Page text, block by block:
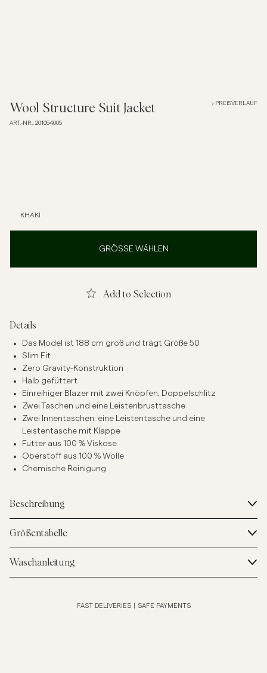
Hemden
T-Shirts
Unterwäsche
Wool Structure Suit Jacket
ART.-NR.: 201054005
PREISVERLAUF
KHAKI
GRÖSSE WÄHLEN
Add to Selection
Details
Das Model ist 188 cm groß und trägt Größe 50
Slim Fit
Zero Gravity-Konstruktion
Halb gefüttert
Einreihiger Blazer mit zwei Knöpfen, Doppelschlitz
Zwei Taschen und eine Leistenbrusttasche
Zwei Innentaschen: eine Leistentasche und eine
Leistentasche mit Klappe
Futter aus 100 % Viskose
Oberstoff aus 100 % Wolle
Chemische Reinigung
Beschreibung
Größentabelle
Waschanleitung
FAST DELIVERIES SAFE PAYMENTS